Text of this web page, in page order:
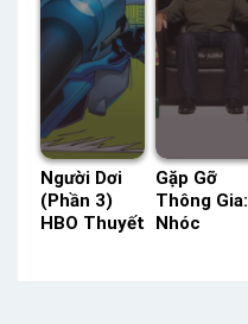
Người Dơi
(Phần 3)
HBO Thuyết
Gặp Gỡ
Thông Gia:
Nhóc